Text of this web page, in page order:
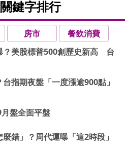
鍵字排行
房市
餐飲消費
？美股標普500創歷史新高 台
指期夜盤「一度漲逾900點」
盤全面平盤
錯」？周代運曝「這2時段」